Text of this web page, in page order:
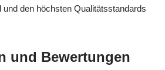
und den höchsten Qualitätsstandards
und Bewertungen